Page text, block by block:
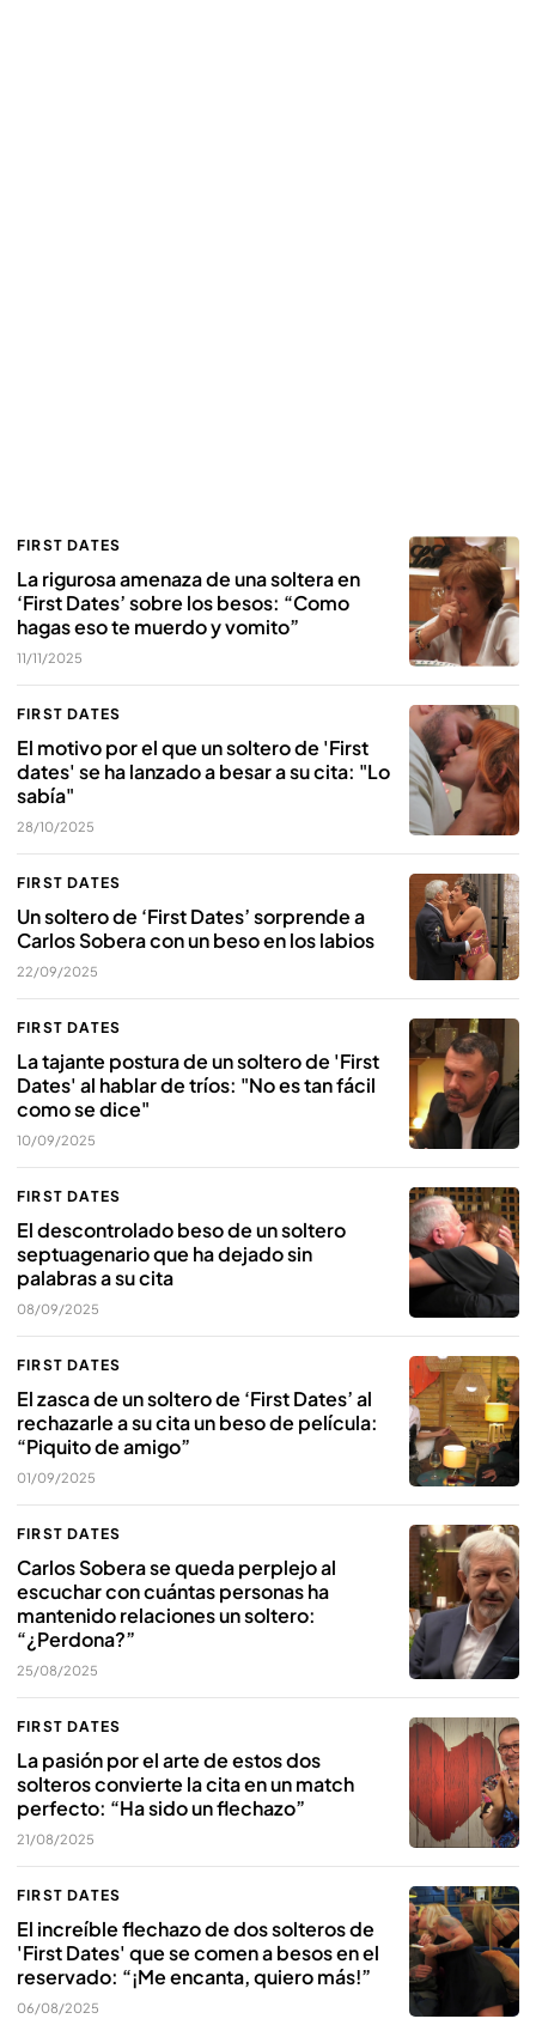
FIRST DATES
La rigurosa amenaza de una soltera en
‘First Dates’ sobre los besos: “Como
hagas eso te muerdo y vomito”
11/11/2025
FIRST DATES
El motivo por el que un soltero de 'First
dates' se ha lanzado a besar a su cita: "Lo
sabía"
28/10/2025
FIRST DATES
Un soltero de ‘First Dates’ sorprende a
Carlos Sobera con un beso en los labios
22/09/2025
FIRST DATES
La tajante postura de un soltero de 'First
Dates' al hablar de tríos: "No es tan fácil
como se dice"
10/09/2025
FIRST DATES
El descontrolado beso de un soltero
septuagenario que ha dejado sin
palabras a su cita
08/09/2025
FIRST DATES
El zasca de un soltero de ‘First Dates’ al
rechazarle a su cita un beso de película:
“Piquito de amigo”
01/09/2025
FIRST DATES
Carlos Sobera se queda perplejo al
escuchar con cuántas personas ha
mantenido relaciones un soltero:
“¿Perdona?”
25/08/2025
FIRST DATES
La pasión por el arte de estos dos
solteros convierte la cita en un match
perfecto: “Ha sido un flechazo”
21/08/2025
FIRST DATES
El increíble flechazo de dos solteros de
'First Dates' que se comen a besos en el
reservado: “¡Me encanta, quiero más!”
06/08/2025